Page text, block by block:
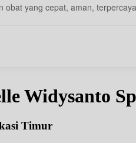
obat yang cepat, aman,
Widysanto
Timur